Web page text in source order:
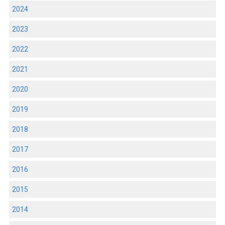
2024
2023
2022
2021
2020
2019
2018
2017
2016
2015
2014